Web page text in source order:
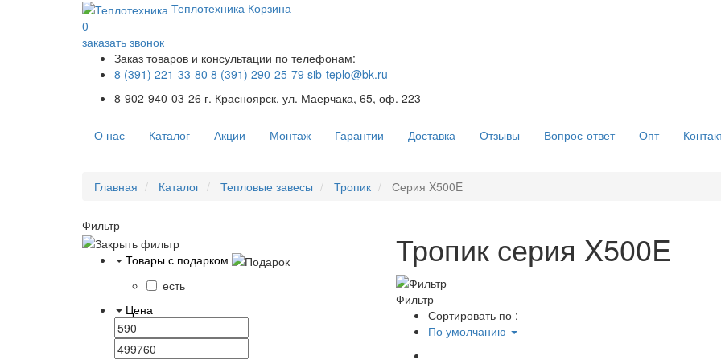
Теплотехника Корзина
0
заказать звонок
Заказ товаров и консультации по телефонам:
8 (391) 221-33-80 8 (391) 290-25-79 sib-teplo@bk.ru
8-902-940-03-26 г. Красноярск, ул. Маерчака, 65, оф. 223
О нас Каталог Акции Монтаж Гарантии Доставка Отзывы Вопрос-ответ Опт
Главная Каталог Тепловые завесы Тропик Серия X500E
Фильтр
Товары с подарком
есть
Цена
Тропик серия X500E
Фильтр
Сортировать по :
По умолчанию